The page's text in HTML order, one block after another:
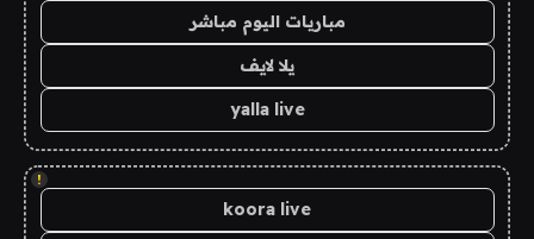
مباريات اليوم مباشر
يلا لايف
yalla live
!
koora live